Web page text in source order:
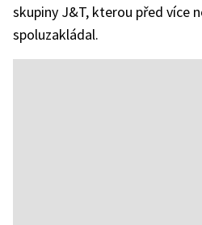
skupiny J&T, kterou před více
spoluzakládal.